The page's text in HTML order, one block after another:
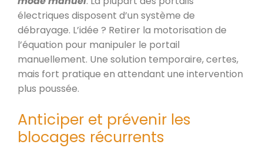
électriques disposent d’un système de
débrayage. L’idée ? Retirer la motorisation de
l’équation pour manipuler le portail
manuellement. Une solution temporaire, certes,
mais fort pratique en attendant une intervention
plus poussée.
Anticiper et prévenir les
blocages récurrents